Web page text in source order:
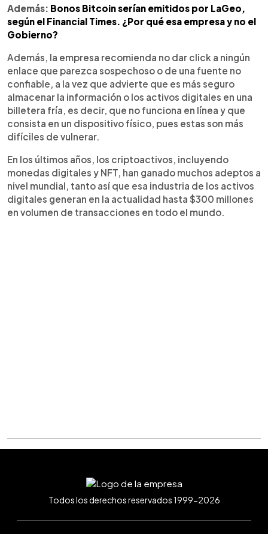
Además: Bonos Bitcoin serían emitidos por LaGeo,
según el Financial Times. ¿Por qué esa empresa y no el
Gobierno?
Además, la empresa recomienda no dar click a ningún
enlace que parezca sospechoso o de una fuente no
confiable, a la vez que advierte que es más seguro
almacenar la información o los activos digitales en una
billetera fría, es decir, que no funciona en línea y que
consista en un dispositivo físico, pues estas son más
difíciles de vulnerar.
En los últimos años, los criptoactivos, incluyendo
monedas digitales y NFT, han ganado muchos adeptos a
nivel mundial, tanto así que esa industria de los activos
digitales generan en la actualidad hasta $300 millones
en volumen de transacciones en todo el mundo.
Todos los derechos reservados 1999-2026